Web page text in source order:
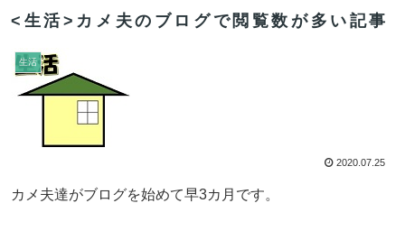
<生活>カメ夫のブログで閲覧数が多い記事
生活
2020.07.25
カメ夫達がブログを始めて早3カ月です。